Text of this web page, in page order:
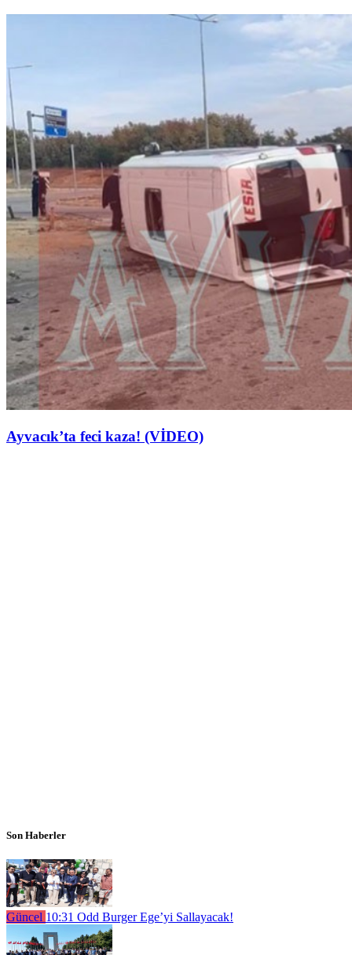
Ayvacık’ta feci kaza! (VİDEO)
Son Haberler
Güncel 10:31 Odd Burger Ege’yi Sallayacak!